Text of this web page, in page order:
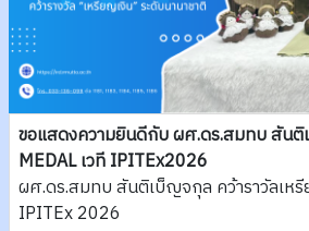
ขอแสดงความยินดีกับ ผศ.ดร.สมทบ สันติ
MEDAL เวที IPITEx2026
ผศ.ดร.สมทบ สันติเบ็ญจกุล คว้าราวัลเหรี
IPITEx 2026